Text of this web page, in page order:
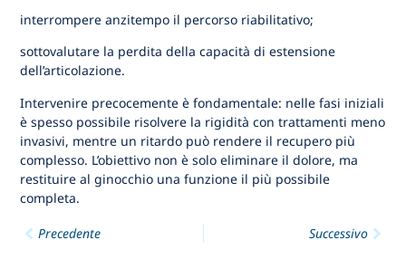
interrompere anzitempo il percorso riabilitativo;
sottovalutare la perdita della capacità di estensione
dell’articolazione.
Intervenire precocemente è fondamentale: nelle fasi iniziali
è spesso possibile risolvere la rigidità con trattamenti meno
invasivi, mentre un ritardo può rendere il recupero più
complesso. L’obiettivo non è solo eliminare il dolore, ma
restituire al ginocchio una funzione il più possibile
completa.
Precedente Successivo